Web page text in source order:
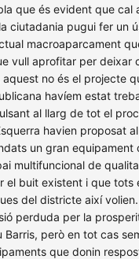
que és evident que cal
ciutadania pugui fer un
macroaparcament
vull aprofitar per deixar
no és el projecte
havíem estat
al llarg de tot el
havien proposat
un gran equipament
multifuncional de
el buit existent i que tots
del districte així
perduda per la
Barris, però en tot cas
que donin